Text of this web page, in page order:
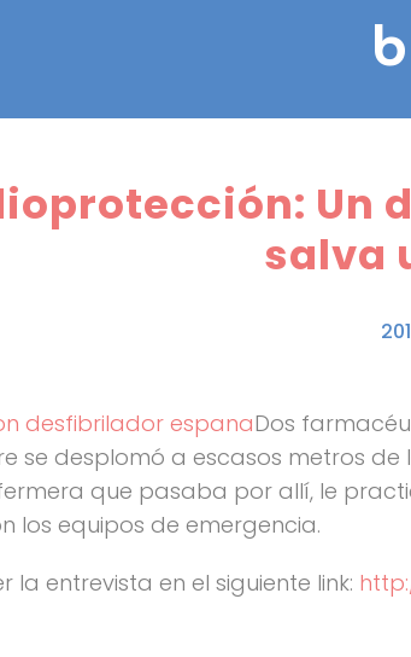
Un
salva
Dos
se desplomó a escasos metros
que pasaba por allí, le
los equipos de emergencia.
la entrevista en el siguiente link: